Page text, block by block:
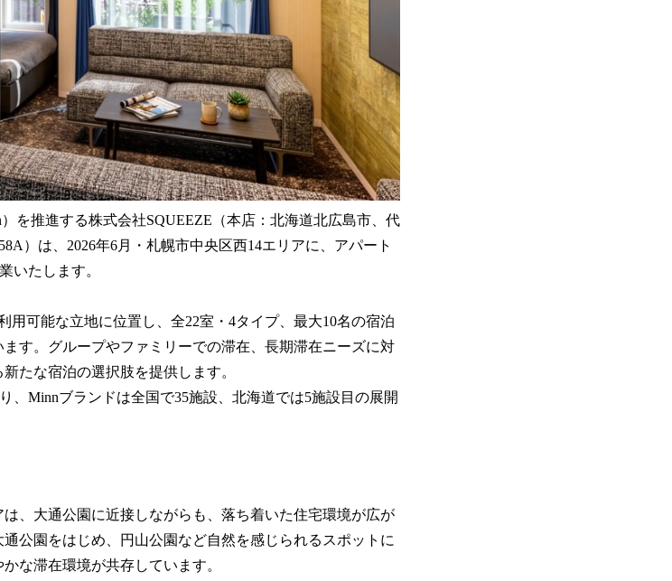
を推進する株式会社SQUEEZE（本店：北海道北広島市、代
）は、2026年6月・札幌市中央区西14エリアに、アパート
いたします。
用可能な立地に位置し、全22室・4タイプ、最大10名の宿泊
す。グループやファミリーでの滞在、長期滞在ニーズに対
たな宿泊の選択肢を提供します。
、Minnブランドは全国で35施設、北海道では5施設目の展開
、大通公園に近接しながらも、落ち着いた住宅環境が広が
公園をはじめ、円山公園など自然を感じられるスポットに
な滞在環境が共存しています。